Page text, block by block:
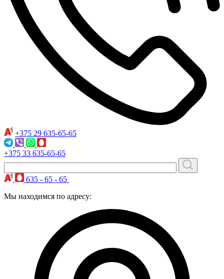
+375 29 635-65-65
+375 33 635-65-65
635 - 65 - 65
Мы находимся по адресу: